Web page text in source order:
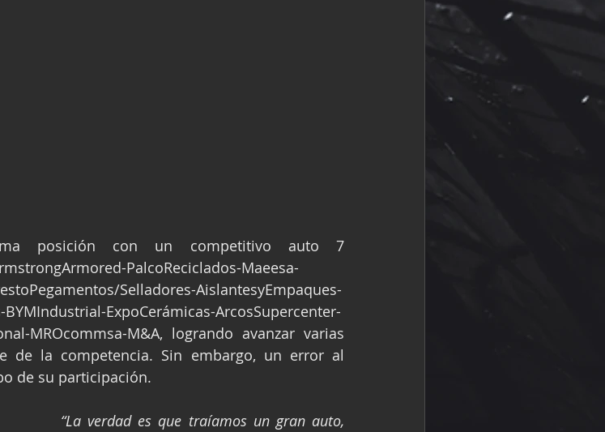
posición con un competitivo auto 7
PalcoReciclados-Maeesa-
Selladores-AislantesyEmpaques-
ExpoCerámicas-ArcosSupercenter-
MROcommsa-M&A, logrando avanzar varias
de la competencia. Sin embargo, un error al
de su participación.
“La verdad es que traíamos un gran auto,